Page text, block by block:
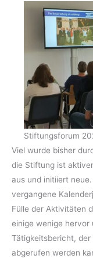
Stiftungsforum
Viel wurde bisher
die Stiftung ist
aus und initiiert
vergangene
Fülle der Aktivitäten
einige wenige hervor
Tätigkeitsbericht,
abgerufen werden